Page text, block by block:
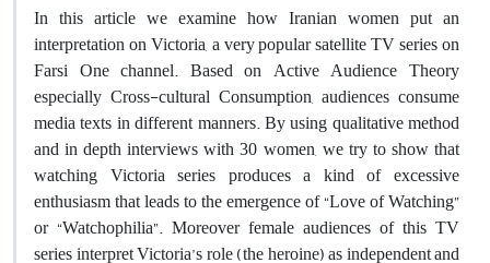
In this article we examine how Iranian women put an
interpretation on Victoria, a very popular satellite TV series on
Farsi One channel. Based on Active Audience Theory
especially Cross-cultural Consumption, audiences consume
media texts in different manners. By using qualitative method
and in depth interviews with 30 women, we try to show that
watching Victoria series produces a kind of excessive
enthusiasm that leads to the emergence of “Love of Watching”
or “Watchophilia”. Moreover female audiences of this TV
series interpret Victoria’s role (the heroine) as independent and